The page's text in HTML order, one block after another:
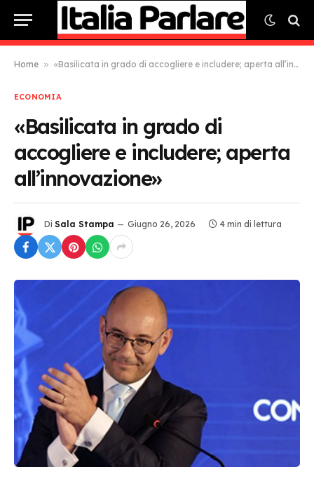
Home » «Basilicata in grado di accogliere e includere; aperta all’innovazione»
ECONOMIA
«Basilicata in grado di
accogliere e includere; aperta
all’innovazione»
Di Sala Stampa Giugno 26, 2026 4 min di lettura